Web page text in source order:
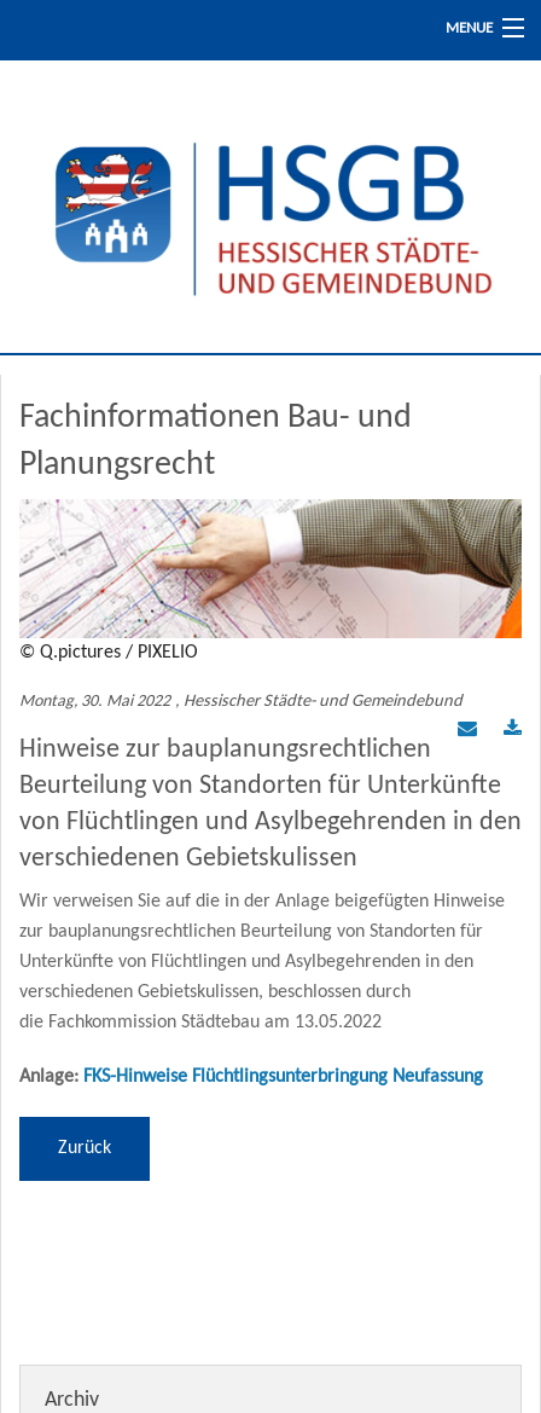
MENUE
Presse / Aktuelles
Der HSGB
Mitgliederbereich
KOMMUNAL Beratung
Fachinformationen Bau- und
Planungsrecht
© Q.pictures / PIXELIO
Montag, 30. Mai 2022 , Hessischer Städte- und Gemeindebund
Hinweise zur bauplanungsrechtlichen
Beurteilung von Standorten für Unterkünfte
von Flüchtlingen und Asylbegehrenden in den
verschiedenen Gebietskulissen
Wir verweisen Sie auf die in der Anlage beigefügten Hinweise
zur bauplanungsrechtlichen Beurteilung von Standorten für
Unterkünfte von Flüchtlingen und Asylbegehrenden in den
verschiedenen Gebietskulissen, beschlossen durch
die Fachkommission Städtebau am 13.05.2022
Anlage: FKS-Hinweise Flüchtlingsunterbringung Neufassung
Zurück
Archiv